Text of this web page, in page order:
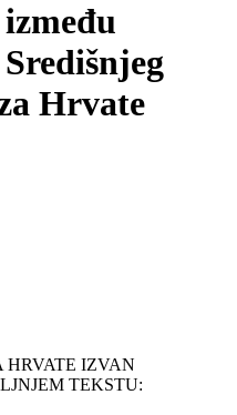
Hrvate
HRVATE IZVAN
TEKSTU: